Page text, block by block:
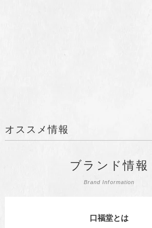
オススメ情報
ブランド情報
Brand Information
口福堂とは